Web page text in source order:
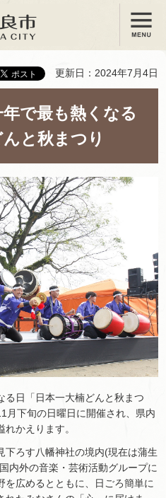
メニュー
更新日：2024年7月4日
で最も熱くなる
と秋まつり
る日「日本一大楠どんと秋まつ
月下旬の日曜日に開催され、県内
かえります。
下ろす八幡神社の境内(現在は蒲生
内外の音楽・芸術活動グループに
広めるとともに、日ごろ簡単に